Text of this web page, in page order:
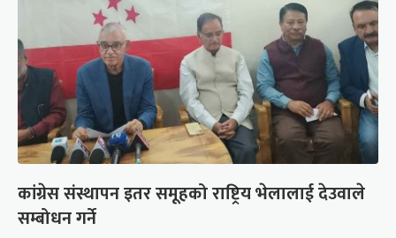
कांग्रेस संस्थापन इतर समूहको राष्ट्रिय भेलालाई देउवाले
सम्बोधन गर्ने